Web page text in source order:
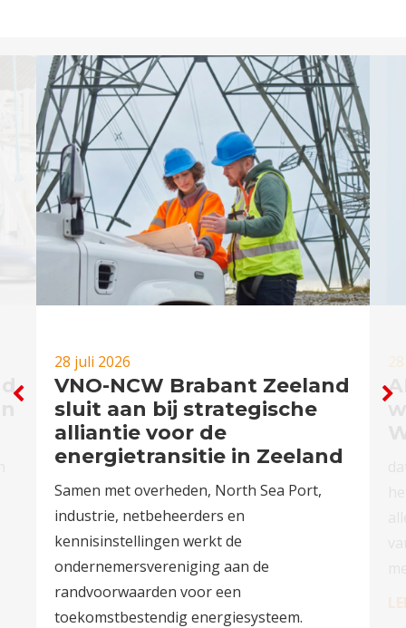
28 juli 2026
VNO-NCW Brabant Zeeland
sluit aan bij strategische
alliantie voor de
energietransitie in Zeeland
Samen met overheden, North Sea Port,
industrie, netbeheerders en
kennisinstellingen werkt de
ondernemersvereniging aan de
randvoorwaarden voor een
toekomstbestendig energiesysteem.